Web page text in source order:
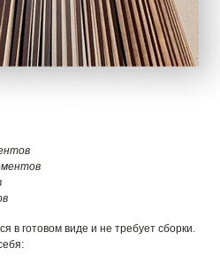
в готовом виде и не требует сборки.